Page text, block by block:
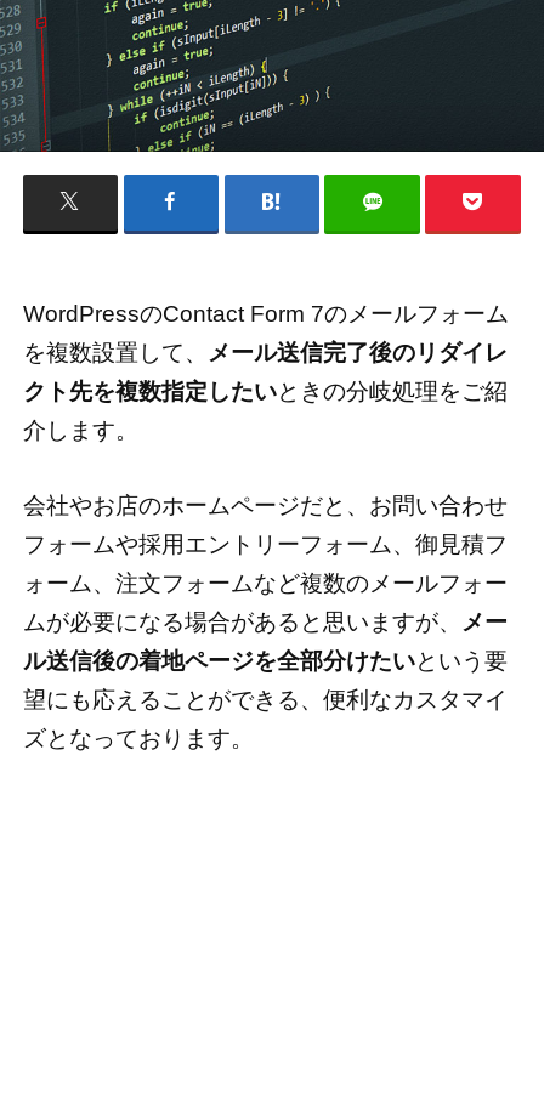
WordPressのContact Form 7のメールフォーム
を複数設置して、 メール送信完了後のリダイレ
クト先を複数指定したいときの分岐処理をご紹
介します。
会社やお店のホームページだと、お問い合わせ
フォームや採用エントリーフォーム、御見積フ
ォーム、注文フォームなど複数のメールフォー
ムが必要になる場合があると思いますが、
メー
ル送信後の着地ページを全部分けたいという要
望にも応えることができる、便利なカスタマイ
ズとなっております。